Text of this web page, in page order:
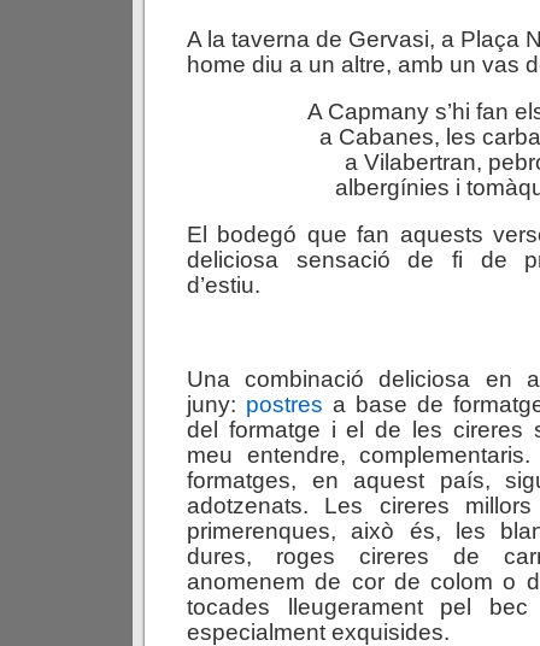
A la taverna de Gervasi, a Plaça
home diu a un altre, amb un vas
A Capmany s’hi fan
a Cabanes, les
a Vilabertran,
albergínies i
El bodegó que fan aquests
deliciosa sensació de fi de
d’estiu.
Una combinació deliciosa en
juny: postres a base de
del formatge i el de les cireres
meu entendre,
formatges, en aquest país,
adotzenats. Les cireres
primerenques, això és, les
dures, roges cireres de
anomenem de cor de colom o
tocades lleugerament pel
especialment exquisides.